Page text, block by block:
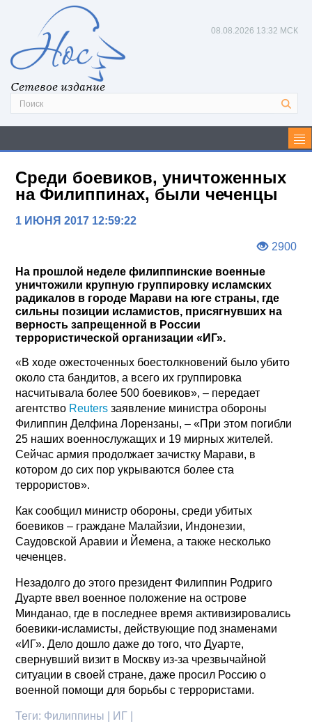
Сетевое издание
08.08.2026 13:32 МСК
Среди боевиков, уничтоженных
на Филиппинах, были чеченцы
1 ИЮНЯ 2017 12:59:22
2900
На прошлой неделе филиппинские военные
уничтожили крупную группировку исламских
радикалов в городе Марави на юге страны, где
сильны позиции исламистов, присягнувших на
верность запрещенной в России
террористической организации «ИГ».
«В ходе ожесточенных боестолкновений было убито
около ста бандитов, а всего их группировка
насчитывала более 500 боевиков», – передает
агентство Reuters заявление министра обороны
Филиппин Делфина Лорензаны, – «При этом погибли
25 наших военнослужащих и 19 мирных жителей.
Сейчас армия продолжает зачистку Марави, в
котором до сих пор укрываются более ста
террористов».
Как сообщил министр обороны, среди убитых
боевиков – граждане Малайзии, Индонезии,
Саудовской Аравии и Йемена, а также несколько
чеченцев.
Незадолго до этого президент Филиппин Родриго
Дуарте ввел военное положение на острове
Минданао, где в последнее время активизировались
боевики-исламисты, действующие под знаменами
«ИГ». Дело дошло даже до того, что Дуарте,
свернувший визит в Москву из-за чрезвычайной
ситуации в своей стране, даже просил Россию о
военной помощи для борьбы с террористами.
Теги: Филиппины | ИГ |